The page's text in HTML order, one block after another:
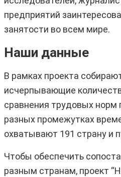
предприятий
занятости во всем мире.
Наши данные
В рамках проекта
исчерпывающие
сравнения трудовых норм
разных промежутках
охватывают 191 страну и
Чтобы обеспечить
разным странам, проект